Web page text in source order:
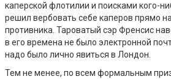
каперской флотилии и поисками кого-
решил вербовать себе каперов прямо
противника. Тароватый сэр Френсис
в его времена не было электронной
надо было лично явиться в Лондон.
Тем не менее, по всем формальным